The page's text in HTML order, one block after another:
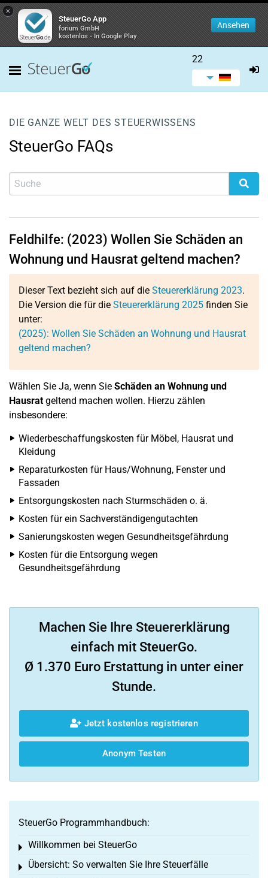
×
SteuerGo App
forium GmbH
kostenlos - In Google Play
Ansehen
22
DIE GANZE WELT DES STEUERWISSENS
SteuerGo FAQs
Feldhilfe: (2023) Wollen Sie Schäden an
Wohnung und Hausrat geltend machen?
Dieser Text bezieht sich auf die Steuererklärung 2023.
Die Version die für die Steuererklärung 2025 finden Sie
unter:
(2025): Wollen Sie Schäden an Wohnung und Hausrat
geltend machen?
Wählen Sie Ja, wenn Sie Schäden an Wohnung und
Hausratgeltend machen wollen. Hierzu zählen
insbesondere:
Wiederbeschaffungskosten für Möbel, Hausrat und
Kleidung
Reparaturkosten für Haus/Wohnung, Fenster und
Fassaden
Entsorgungskosten nach Sturmschäden o. ä.
Kosten für ein Sachverständigengutachten
Sanierungskosten wegen Gesundheitsgefährdung
Kosten für die Entsorgung wegen
Gesundheitsgefährdung
Machen Sie Ihre Steuererklärung
einfach mit SteuerGo.
Ø 1.370 Euro Erstattung in unter einer
Stunde.
Jetzt kostenlos registrieren
Anonym Testen
SteuerGo Programmhandbuch:
Willkommen bei SteuerGo
Toggle menu
Übersicht: So verwalten Sie Ihre Steuerfälle
Toggle menu